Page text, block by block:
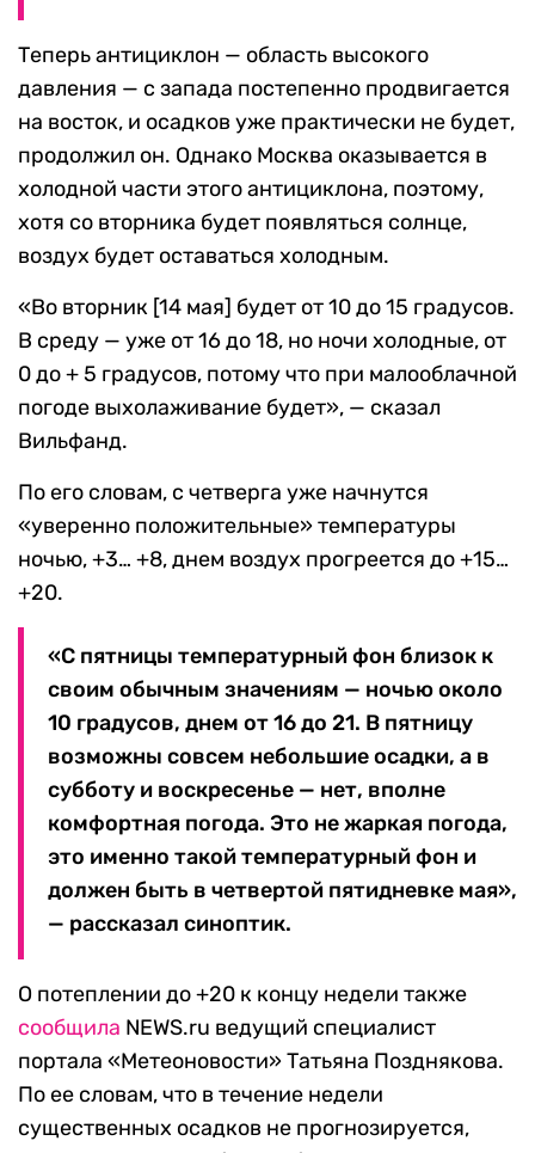
Теперь антициклон — область высокого
давления — с запада постепенно продвигается
на восток, и осадков уже практически не будет,
продолжил он. Однако Москва оказывается в
холодной части этого антициклона, поэтому,
хотя со вторника будет появляться солнце,
воздух будет оставаться холодным.
«Во вторник [14 мая] будет от 10 до 15 градусов.
В среду — уже от 16 до 18, но ночи холодные, от
0 до + 5 градусов, потому что при малооблачной
погоде выхолаживание будет», — сказал
Вильфанд.
По его словам, с четверга уже начнутся
«уверенно положительные» температуры
ночью, +3… +8, днем воздух прогреется до +15…
+20.
«С пятницы температурный фон близок к
своим обычным значениям — ночью около
10 градусов, днем от 16 до 21. В пятницу
возможны совсем небольшие осадки, а в
субботу и воскресенье — нет, вполне
комфортная погода. Это не жаркая погода,
это именно такой температурный фон и
должен быть в четвертой пятидневке мая»,
— рассказал синоптик.
О потеплении до +20 к концу недели также
сообщила NEWS.ru ведущий специалист
портала «Метеоновости» Татьяна Позднякова.
По ее словам, что в течение недели
существенных осадков не прогнозируется,